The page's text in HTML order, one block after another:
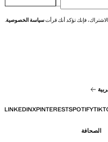
فإنك تؤكد أنك قرأتسياسة الخصوصية.
SPOTIFY
PINTEREST
X
LINKEDIN
الصحافة